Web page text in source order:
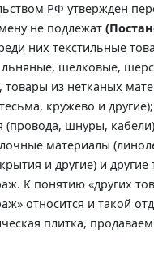
РФ утвержден
не подлежат
них текстильные
шелковые,
товары из нетканых
кружево и другие);
(провода, шнуры,
материалы
и другие) и другие
К понятию «других
относится и такой
плитка,